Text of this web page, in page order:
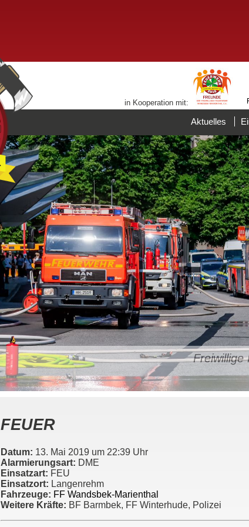
in Kooperation mit:
Aktuelles
Freiwillige
FEUER
Datum: 13. Mai 2019 um 22:39 Uhr
Alarmierungsart: DME
Einsatzart: FEU
Einsatzort: Langenrehm
Fahrzeuge: FF Wandsbek-Marienthal
Weitere Kräfte: BF Barmbek, FF Winterhude, Polizei